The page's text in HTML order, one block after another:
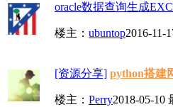
oracle数据查询生成
楼主： ubuntop2016-11-
[资源分享] python搭建
楼主： Perry2018-05-10